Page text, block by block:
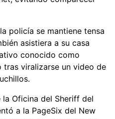
policía se mantiene tensa
asistiera a su casa
conocido como
tras viralizarse un video de
Oficina del Sheriff del
a la PageSix del New